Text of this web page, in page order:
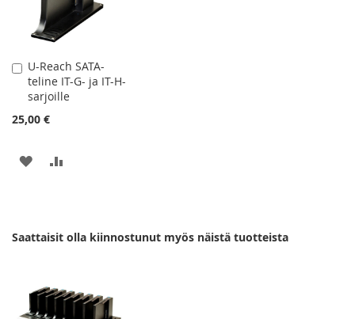
U-Reach SATA-
teline IT-G- ja IT-H-
sarjoille
25,00 €
Lisää
ostoskoriin
LISÄÄ
Saattaisit olla kiinnostunut myös näistä tuotteista